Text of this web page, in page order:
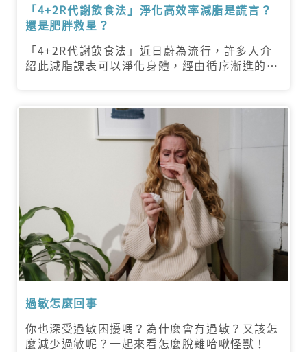
「4+2R代謝飲食法」淨化高效率減脂是謊言？
還是肥胖救星？
「4+2R代謝飲食法」近日蔚為流行，許多人介
紹此減脂課表可以淨化身體，經由循序漸進的攝
過敏怎麼回事
你也深受過敏困擾嗎？為什麼會有過敏？又該怎
麼減少過敏呢？一起來看怎麼脫離哈啾怪獸！